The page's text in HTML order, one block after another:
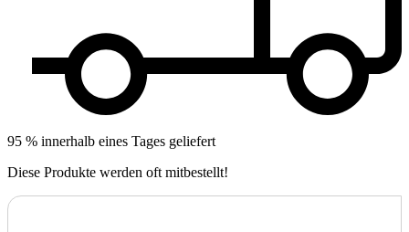
95 % innerhalb eines Tages geliefert
Diese Produkte werden oft mitbestellt!